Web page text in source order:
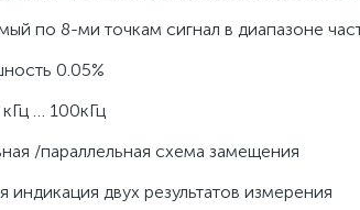
по 8-ми точкам сигнал в диапазоне
0.05%
кГц … 100кГц
/параллельная схема замещения
двух результатов измерения